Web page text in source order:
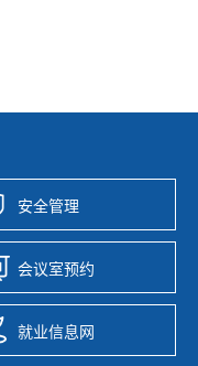
安全管理
会议室预约
就业信息网